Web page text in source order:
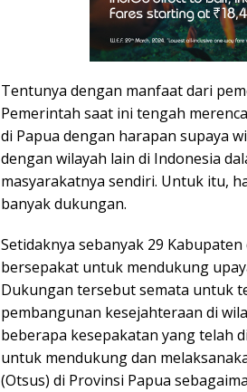
Tentunya dengan manfaat dari
Pemerintah saat ini tengah
di Papua dengan harapan supaya
dengan wilayah lain di Indonesia
masyarakatnya sendiri. Untuk itu,
banyak dukungan.
Setidaknya sebanyak 29
bersepakat untuk mendukung
Dukungan tersebut semata untuk
pembangunan kesejahteraan di
beberapa kesepakatan yang telah
untuk mendukung dan
(Otsus) di Provinsi Papua